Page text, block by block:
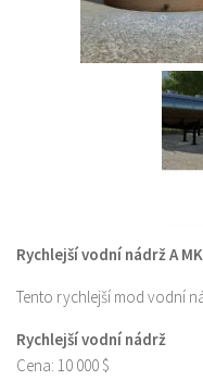
Rychlejší vodní nádrž A
Tento rychlejší mod vodní
Rychlejší vodní nádrž
Cena: 10 000 $